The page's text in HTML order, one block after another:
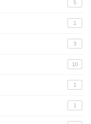
5
1
3
10
1
1